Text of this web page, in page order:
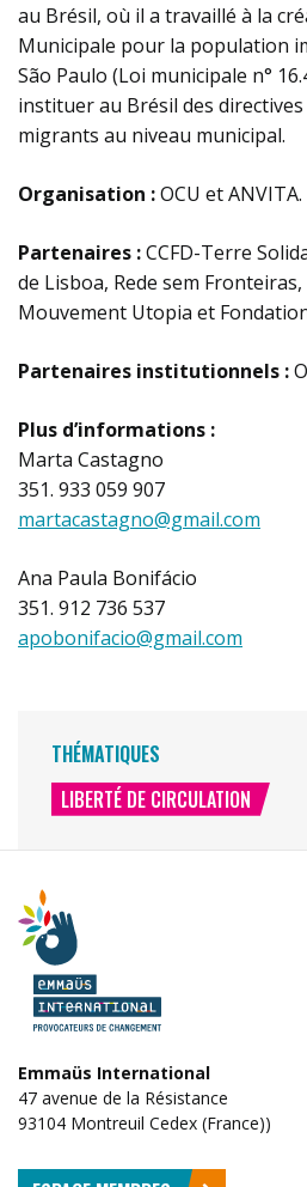
au Brésil, où il a travaillé à la
Municipale pour la population
São Paulo (Loi municipale n°
instituer au Brésil des
migrants au niveau municipal.
Organisation :OCU et ANVITA.
Partenaires :CCFD-Terre
de Lisboa, Rede sem
Mouvement Utopia et
Partenaires institutionnels :
Plus d’informations :
Marta Castagno
351. 933 059 907
martacastagno@gmail.com
Ana Paula Bonifácio
351. 912 736 537
apobonifacio@gmail.com
THÉMATIQUES
LIBERTÉ DE CIRCULATION
Emmaüs International
47 avenue de la Résistance
93104 Montreuil Cedex (France))